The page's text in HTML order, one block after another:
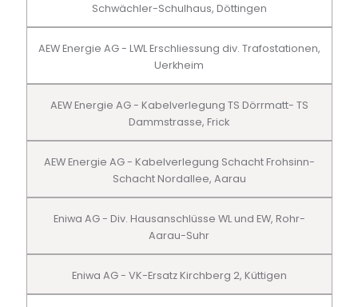
Schwächler-Schulhaus, Döttingen
AEW Energie AG - LWL Erschliessung div. Trafostationen,
Uerkheim
AEW Energie AG - Kabelverlegung TS Dörrmatt- TS
Dammstrasse, Frick
AEW Energie AG - Kabelverlegung Schacht Frohsinn-
Schacht Nordallee, Aarau
Eniwa AG - Div. Hausanschlüsse WL und EW, Rohr-
Aarau-Suhr
Eniwa AG - VK-Ersatz Kirchberg 2, Küttigen